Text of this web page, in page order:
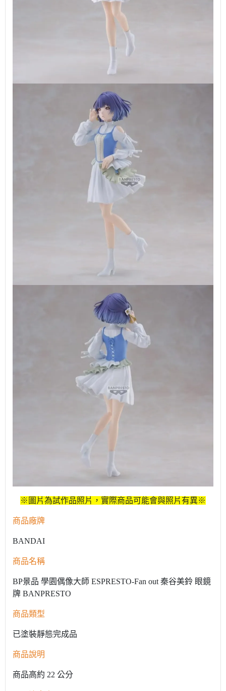
※圖片為試作品照片，實際商品可能會與照片有異※
商品廠牌
BANDAI
商品名稱
BP景品 學園偶像大師 ESPRESTO-Fan out 秦谷美鈴 眼鏡
牌 BANPRESTO
商品類型
已塗裝靜態完成品
商品說明
商品高約 22 公分